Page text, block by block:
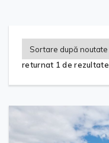
returnat 1 de rezultate